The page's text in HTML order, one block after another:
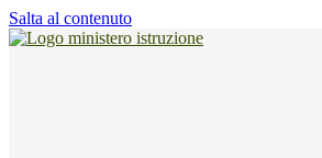
Salta al contenuto